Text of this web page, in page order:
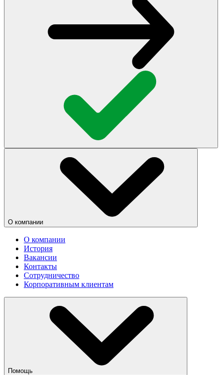
О компании
О компании
История
Вакансии
Контакты
Сотрудничество
Корпоративным клиентам
Помощь